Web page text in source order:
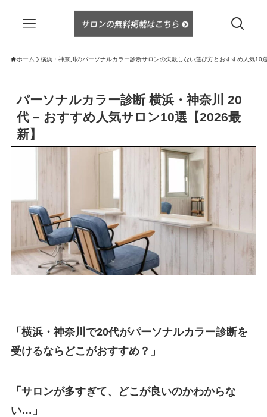
ホーム 横浜・神奈川のパーソナルカラー診断サロンの失敗しない選び方とおすすめ人気10
パーソナルカラー診断 横浜・神奈川 20
代 – おすすめ人気サロン10選【2026最
新】
「横浜・神奈川で20代がパーソナルカラー診断を
受けるならどこがおすすめ？」
「サロンが多すぎて、どこが良いのかわからな
い…」